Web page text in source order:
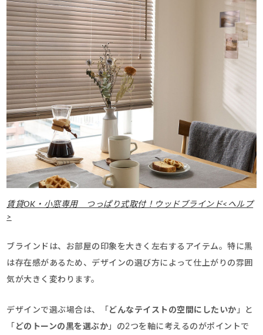
賃貸OK・小窓専用 つっぱり式取付！ウッドブラインド<ヘルプ
>
ブラインドは、お部屋の印象を大きく左右するアイテム。特に黒
は存在感があるため、デザインの選び方によって仕上がりの雰囲
気が大きく変わります。
デザインで選ぶ場合は、「 どんなテイストの空間にしたいか」と
「 どのトーンの黒を選ぶか」の2つを軸に考えるのがポイントで